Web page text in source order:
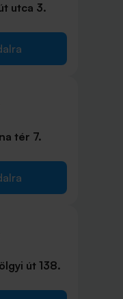
utca 3.
tér 7.
út 138.